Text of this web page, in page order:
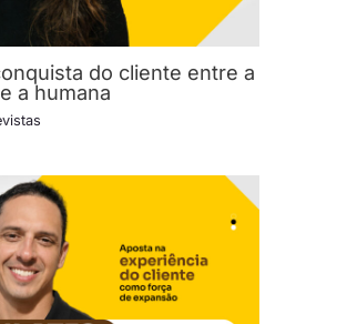
do cliente entre a
a humana